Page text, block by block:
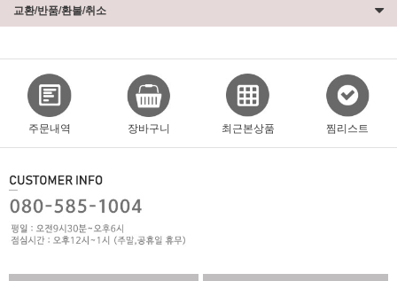
교환/반품/환불/취소
주문내역 장바구니 최근본상품 찜리스트